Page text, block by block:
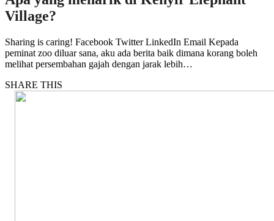
Village?
Sharing is caring! Facebook Twitter LinkedIn Email Kepada
peminat zoo diluar sana, aku ada berita baik dimana korang boleh
melihat persembahan gajah dengan jarak lebih…
SHARE THIS